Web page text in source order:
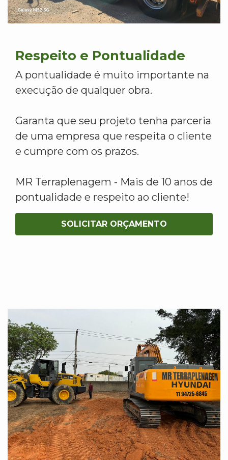
Respeito e Pontualidade
A pontualidade é muito importante na
execução de qualquer obra.
Garanta que seu projeto tenha parceria
de uma empresa que respeita o cliente
e cumpre com os prazos.
MR Terraplenagem - Mais de 10 anos de
pontualidade e respeito ao cliente!
SOLICITAR ORÇAMENTO